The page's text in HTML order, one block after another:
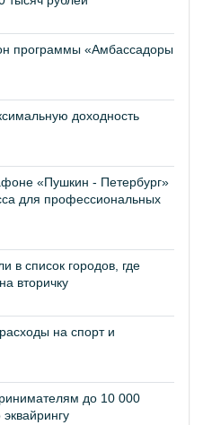
программы «Амбассадоры
доходность
«Пушкин - Петербург»
для профессиональных
в список городов, где
вторичку
на спорт и
до 10 000